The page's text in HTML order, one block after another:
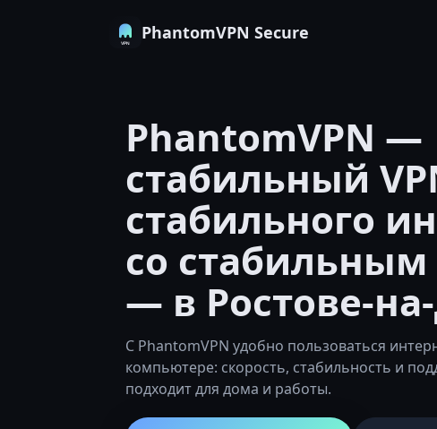
PhantomVPN Secure
PhantomVPN —
стабильный
стабильного
со
— в Ростове-
С PhantomVPN удобно пользоваться
компьютере: скорость, стабильность и
подходит для дома и работы.